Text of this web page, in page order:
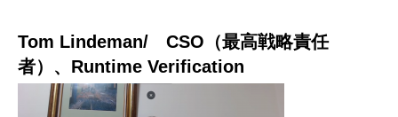
Tom Lindeman/ CSO（最高戦略責任
者）、Runtime Verification